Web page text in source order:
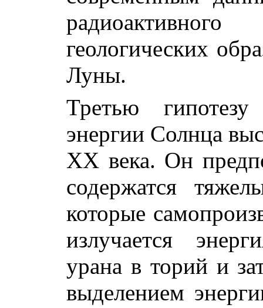
геологических
Луны.
Третью
энергии Солнца
ХХ века. Он
содержатся
которые
излучается
урана в торий и
выделением